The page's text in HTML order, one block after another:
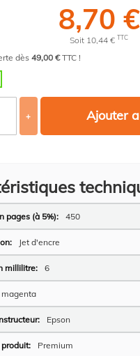
8,70 €
Soit 10,44 € TTC
dès 49,00 €TTC !
+ Ajouter
450
Jet d'encre
6
magenta
Epson
Premium